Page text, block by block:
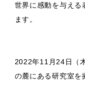
世界に感動を与える
ます。
2022年11月24日（
の麓にある研究室を